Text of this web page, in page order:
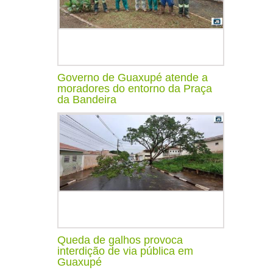
Governo de Guaxupé atende a
moradores do entorno da Praça
da Bandeira
Queda de galhos provoca
interdição de via pública em
Guaxupé